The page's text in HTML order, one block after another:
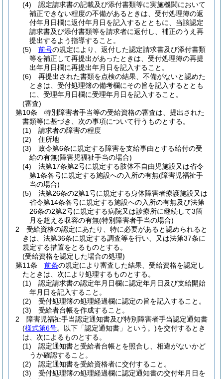
(4)
認定請求書の記載及び添付書類等に実施機関において
補正できない程度の不備があるときは、受付処理簿の返
付年月日欄に返付年月日を記入するとともに、当該認定
請求書及び添付書類等を請求者に返付し、補正のうえ再
提出するよう指導すること。
(5)
前号の規定により、返付した認定請求書及び添付書類
等を補正して再提出があったときは、受付処理簿の再提
出年月日欄に再提出年月日を記入すること。
(6)
再提出された書類を点検の結果、不備がないと認めた
ときは、受付処理簿の備考欄にその旨を記入するととも
に、受理年月日欄に受理年月日を記入すること。
(審査)
第10条
特別障害者手当等の受給資格の審査は、提出された
書類等に基づき、次の事項について行うものとする。
(1)
請求者の障害の程度
(2)
住所地
(3)
政令第6条に規定する障害を支給事由とする給付の受
給の有無(障害児福祉手当の場合)
(4)
法第17条第2号に規定する肢体不自由児施設又は省令
第1条各号に規定する施設への入所の有無(障害児福祉手
当の場合)
(5)
法第26条の2第1号に規定する身体障害者療護施設又は
省令第14条各号に規定する施設への入所の有無及び法第
26条の2第2号に規定する病院又は診療所に継続して3箇
月を超える収容の有無(特別障害者手当の場合)
2
受給資格の認定にあたり、特に必要があると認められると
きは、法第36条に規定する調査等を行い、又は法第37条に
規定する措置をとるものとする。
(受給資格を認定した場合の処理)
第11条
前条の規定により審査した結果、受給資格を認定し
たときは、次により処理するものとする。
(1)
認定請求書の認定年月日欄に認定年月日及び支給開始
年月日を記入すること。
(2)
受付処理簿の処理経過欄に認定の旨を記入すること。
(3)
受給者台帳を作成すること。
2
障害児福祉手当認定通知書及び特別障害者手当認定通知書
(様式第6号。以下「認定通知書」という。)を交付するとき
は、次によるものとする。
(1)
認定通知書と受給者台帳とを照合し、相違がないかど
うか確認すること。
(2)
認定通知書を受給資格者に交付すること。
(3)
受付処理簿の処理経過欄に認定通知書の交付年月日を